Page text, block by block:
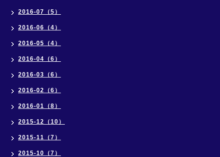
2016-07（5）
2016-06（4）
2016-05（4）
2016-04（6）
2016-03（6）
2016-02（6）
2016-01（8）
2015-12（10）
2015-11（7）
2015-10（7）